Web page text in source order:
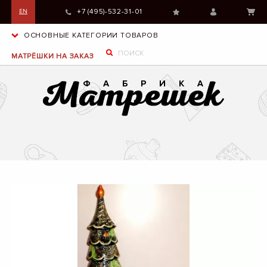
EN +7 (495)-532-31-01
ОСНОВНЫЕ КАТЕГОРИИ ТОВАРОВ
МАТРЁШКИ НА ЗАКАЗ